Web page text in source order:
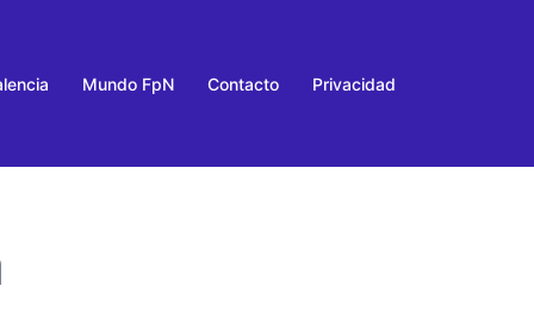
Mundo FpN Contacto Privacidad